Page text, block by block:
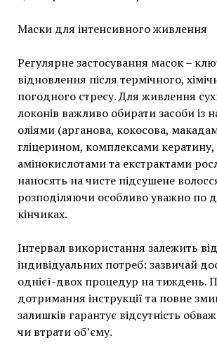
Маски для інтенсивного живлення
Регулярне застосування масок –
відновлення після термічного,
погодного стресу. Для живлення
локонів важливо обирати засоби із
оліями (арганова, кокосова,
гліцерином, комплексами кератину,
амінокислотами та екстрактами
наносять на чисте підсушене
розподіляючи особливо уважно по
кінчиках.
Інтервал використання залежить від
індивідуальних потреб: зазвичай
однієї-двох процедур на тиждень.
дотримання інструкції та повне
залишків гарантує відсутність
чи втрати об’єму.